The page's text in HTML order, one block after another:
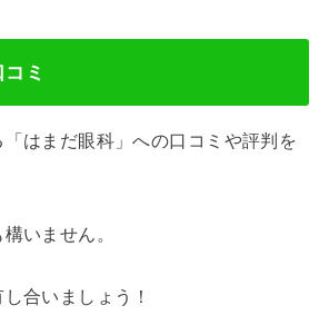
ミ
はまだ眼科」への口コミや評判を
いません。
合いましょう！